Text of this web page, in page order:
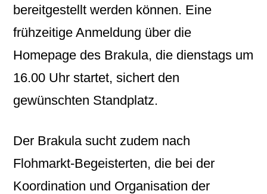
bereitgestellt werden können. Eine
frühzeitige Anmeldung über die
Homepage des Brakula, die dienstags um
16.00 Uhr startet, sichert den
gewünschten Standplatz.
Der Brakula sucht zudem nach
Flohmarkt-Begeisterten, die bei der
Koordination und Organisation der